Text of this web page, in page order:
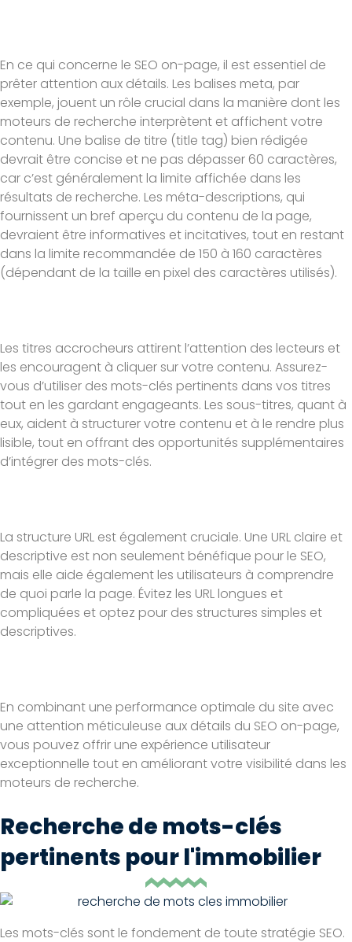
En ce qui concerne le SEO on-page, il est essentiel de
prêter attention aux détails. Les balises meta, par
exemple, jouent un rôle crucial dans la manière dont les
moteurs de recherche interprètent et affichent votre
contenu. Une balise de titre (title tag) bien rédigée
devrait être concise et ne pas dépasser 60 caractères,
car c’est généralement la limite affichée dans les
résultats de recherche. Les méta-descriptions, qui
fournissent un bref aperçu du contenu de la page,
devraient être informatives et incitatives, tout en restant
dans la limite recommandée de 150 à 160 caractères
(dépendant de la taille en pixel des caractères utilisés).
Les titres accrocheurs attirent l’attention des lecteurs et
les encouragent à cliquer sur votre contenu. Assurez-
vous d’utiliser des mots-clés pertinents dans vos titres
tout en les gardant engageants. Les sous-titres, quant à
eux, aident à structurer votre contenu et à le rendre plus
lisible, tout en offrant des opportunités supplémentaires
d’intégrer des mots-clés.
La structure URL est également cruciale. Une URL claire et
descriptive est non seulement bénéfique pour le SEO,
mais elle aide également les utilisateurs à comprendre
de quoi parle la page. Évitez les URL longues et
compliquées et optez pour des structures simples et
descriptives.
En combinant une performance optimale du site avec
une attention méticuleuse aux détails du SEO on-page,
vous pouvez offrir une expérience utilisateur
exceptionnelle tout en améliorant votre visibilité dans les
moteurs de recherche.
Recherche de mots-clés
pertinents pour l'immobilier
Les mots-clés sont le fondement de toute stratégie SEO.